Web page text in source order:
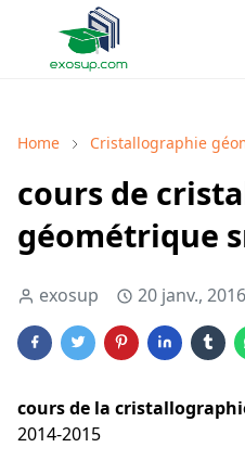
Home Cristallographie
cours de
géométrique
exosup 20 janv., 2016
cours de la
2014-2015